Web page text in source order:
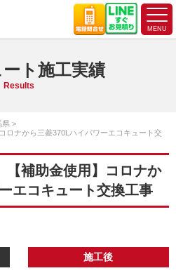
ト施工実績
Results
県
ナから三菱370Lハイパワーエコキュート交
補助金使用】コロナか
エコキュート交換工事
施工後